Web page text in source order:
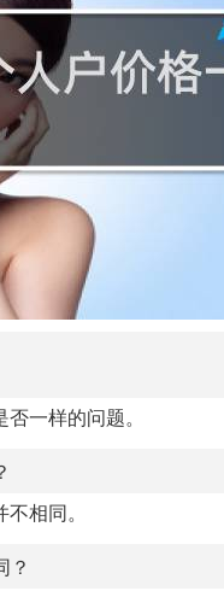
一样的问题。
相同。
？